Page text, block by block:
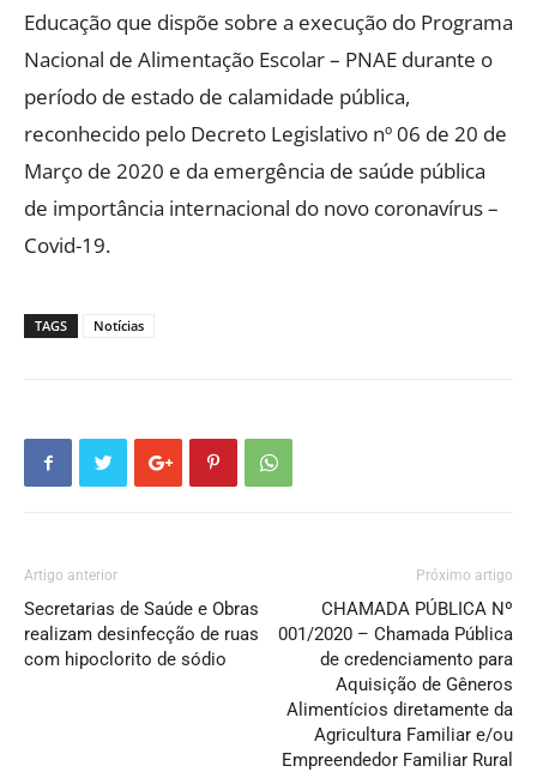
Educação que dispõe sobre a execução do Programa
Nacional de Alimentação Escolar – PNAE durante o
período de estado de calamidade pública,
reconhecido pelo Decreto Legislativo nº 06 de 20 de
Março de 2020 e da emergência de saúde pública
de importância internacional do novo coronavírus –
Covid-19.
TAGS Notícias
Artigo anterior
Secretarias de Saúde e Obras
realizam desinfecção de ruas
com hipoclorito de sódio
Próximo artigo
CHAMADA PÚBLICA Nº
001/2020 – Chamada Pública
de credenciamento para
Aquisição de Gêneros
Alimentícios diretamente da
Agricultura Familiar e/ou
Empreendedor Familiar Rural